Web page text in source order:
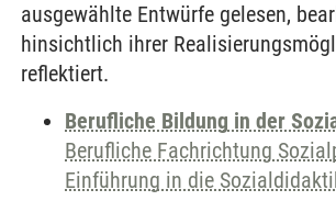
ausgewählte Entwürfe gelesen,
hinsichtlich ihrer
reflektiert.
Berufliche Bildung in der
Berufliche Fachrichtung
Einführung in die